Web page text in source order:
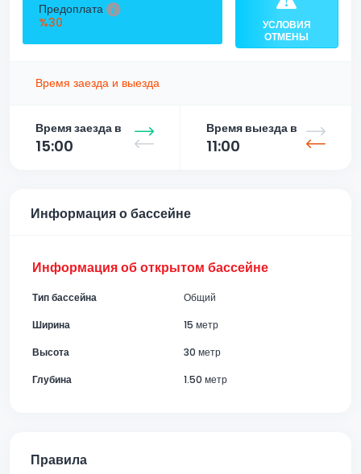
Предоплата
%30
УСЛОВИЯ
ОТМЕНЫ
Время заезда и выезда
Время заезда в
15:00
Время выезда в
11:00
Информация о бассейне
Информация об открытом бассейне
Тип бассейна
Общий
Ширина
15 метр
Высота
30 метр
Глубина
1.50 метр
Правила